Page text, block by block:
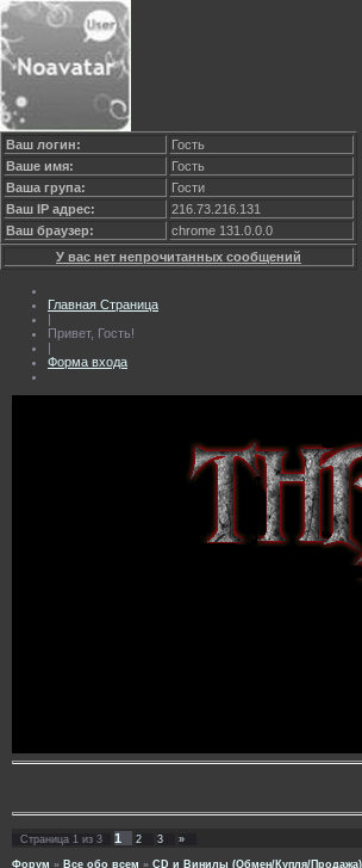
Ваш логин:
Гость
Ваше имя:
Гость
Ваша група:
Гости
Ваш IP адрес:
216.73.216.131
Ваш браузер:
chrome 131.0.0.0
У вас нет непрочитанных сообщений
Главная Страница
|
Привет, Гость!
|
Форма входа
Страница 1 из 3 1 2 3 »
Форум » Все обо всем » CD и Винилы (Обмен/Купля/Продажа)